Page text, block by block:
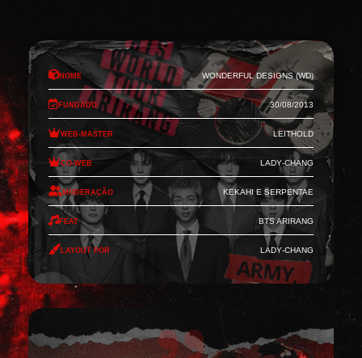
Nome Wonderful Designs (WD)
Fundado 30/08/2013
Web-Master Leithold
Co-Web Lady-Chang
Moderação Kekahi e Serpentae
Feat BTS Arirang
Layout por Lady-Chang